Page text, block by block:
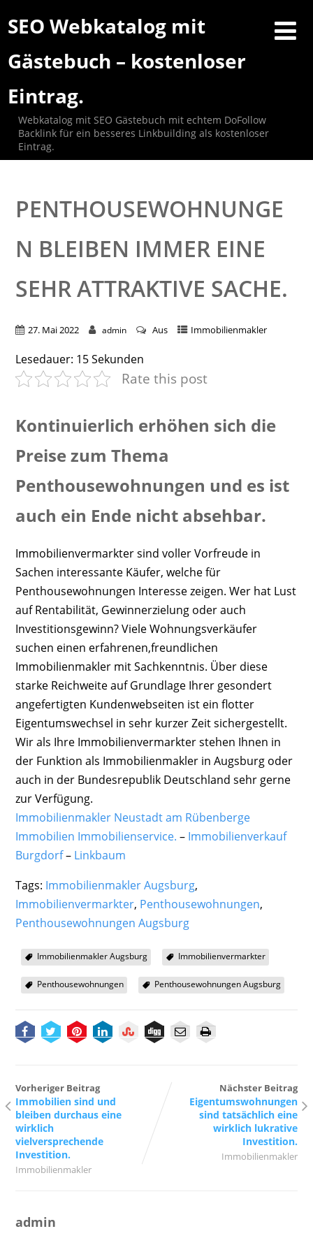
SEO Webkatalog mit
Gästebuch – kostenloser
Eintrag.
Webkatalog mit SEO Gästebuch mit echtem DoFollow
Backlink für ein besseres Linkbuilding als kostenloser
Eintrag.
PENTHOUSEWOHNUNGE
N BLEIBEN IMMER EINE
SEHR ATTRAKTIVE SACHE.
27. Mai 2022 admin Aus Immobilienmakler
Lesedauer: 15Sekunden
Rate this post
Kontinuierlich erhöhen sich die
Preise zum Thema
Penthousewohnungen und es ist
auch ein Ende nicht absehbar.
Immobilienvermarkter sind voller Vorfreude in
Sachen interessante Käufer, welche für
Penthousewohnungen Interesse zeigen. Wer hat Lust
auf Rentabilität, Gewinnerzielung oder auch
Investitionsgewinn? Viele Wohnungsverkäufer
suchen einen erfahrenen,freundlichen
Immobilienmakler mit Sachkenntnis. Über diese
starke Reichweite auf Grundlage Ihrer gesondert
angefertigten Kundenwebseiten ist ein flotter
Eigentumswechsel in sehr kurzer Zeit sichergestellt.
Wir als Ihre Immobilienvermarkter stehen Ihnen in
der Funktion als Immobilienmakler in Augsburg oder
auch in der Bundesrepublik Deutschland sehr gerne
zur Verfügung.
Immobilienmakler Neustadt am Rübenberge
Immobilien Immobilienservice. – Immobilienverkauf
Burgdorf– Linkbaum
Tags: Immobilienmakler Augsburg,
Immobilienvermarkter, Penthousewohnungen,
Penthousewohnungen Augsburg
Immobilienmakler Augsburg Immobilienvermarkter
Penthousewohnungen Penthousewohnungen Augsburg
Vorheriger Beitrag
Immobilien sind und
bleiben durchaus eine
wirklich
vielversprechende
Investition.
Immobilienmakler
Nächster Beitrag
Eigentumswohnungen
sind tatsächlich eine
wirklich lukrative
Investition.
Immobilienmakler
admin